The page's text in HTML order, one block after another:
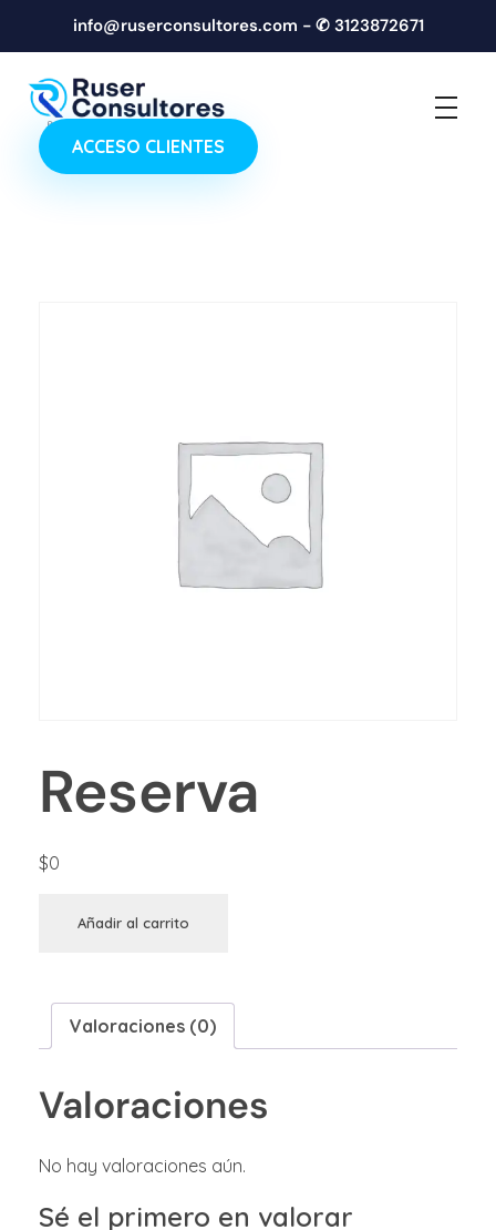
info@ruserconsultores.com - ✆ 3123872671
RUSER CONSULTORES
asuntos contables y servicios de Revisoría Fiscal ACCESO CLIENTES
Reserva
$0
Añadir al carrito
Valoraciones (0)
Valoraciones
No hay valoraciones aún.
Sé el primero en valorar